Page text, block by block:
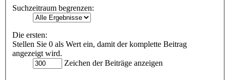
Suchzeitraum begrenzen:
Die ersten:
Stellen Sie 0 als Wert ein, damit der komplette Beitrag
angezeigt wird.
Zeichen der Beiträge anzeigen